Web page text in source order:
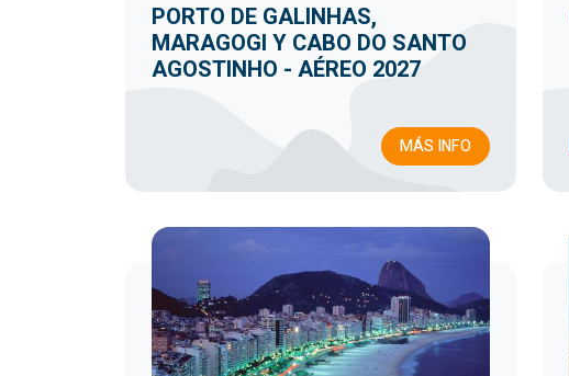
PORTO DE GALINHAS,
MARAGOGI Y CABO DO SANTO
AGOSTINHO - AÉREO 2027
MÁS INFO